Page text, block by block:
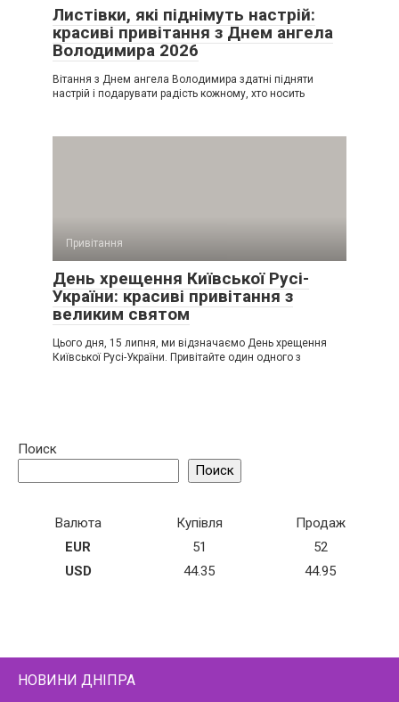
Листівки, які піднімуть настрій:
красиві привітання з Днем ангела
Володимира 2026
Вітання з Днем ангела Володимира здатні підняти
настрій і подарувати радість кожному, хто носить
Привітання
День хрещення Київської Русі-
України: красиві привітання з
великим святом
Цього дня, 15 липня, ми відзначаємо День хрещення
Київської Русі-України. Привітайте один одного з
Поиск
Поиск
Валюта Купівля
Продаж
EUR
51
52
USD
44.35 44.95
НОВИНИ ДНІПРА